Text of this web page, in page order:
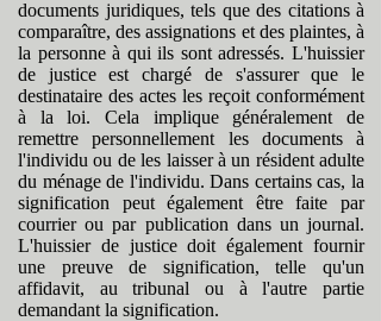
documents juridiques, tels que des citations à
comparaître, des assignations et des plaintes, à
la personne à qui ils sont adressés. L'huissier
de justice est chargé de s'assurer que le
destinataire des actes les reçoit conformément
à la loi. Cela implique généralement de
remettre personnellement les documents à
l'individu ou de les laisser à un résident adulte
du ménage de l'individu. Dans certains cas, la
signification peut également être faite par
courrier ou par publication dans un journal.
L'huissier de justice doit également fournir
une preuve de signification, telle qu'un
affidavit, au tribunal ou à l'autre partie
demandant la signification.